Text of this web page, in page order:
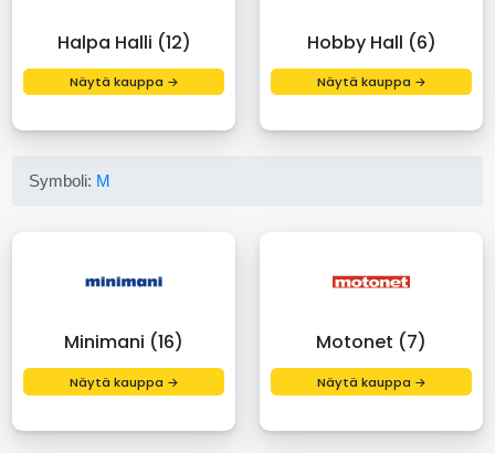
Halpa Halli (12)
Näytä kauppa →
Hobby Hall (6)
Näytä kauppa →
Symboli: M
Minimani (16)
Näytä kauppa →
Motonet (7)
Näytä kauppa →